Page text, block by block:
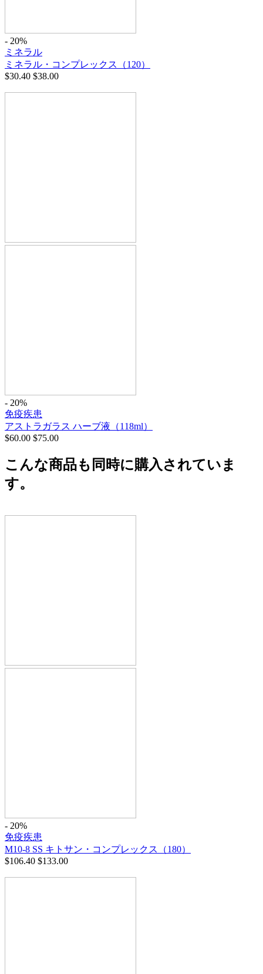
- 20%
ミネラル
ミネラル・コンプレックス（120）
$30.40 $38.00
- 20%
免疫疾患
アストラガラス ハーブ液（118ml）
$60.00 $75.00
こんな商品も同時に購入されていま
す。
- 20%
免疫疾患
M10-8 SS キトサン・コンプレックス（180）
$106.40 $133.00